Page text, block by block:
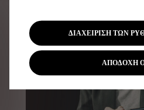
ΔΙΑΧΕΙΡΙΣΗ ΤΩΝ
ΑΠΟΔΟΧΗ